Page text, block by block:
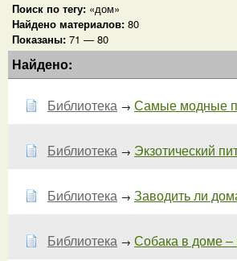
Поиск по тегу: «дом»
Найдено материалов: 80
Показаны: 71 — 80
Найдено:
Библиотека → Самые модные
Библиотека → Экзотический
Библиотека → Заводить ли
Библиотека → Собака в доме –